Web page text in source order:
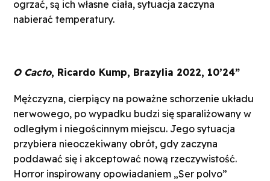
ogrzać, są ich własne ciała, sytuacja zaczyna
nabierać temperatury.
O Cacto, Ricardo Kump, Brazylia 2022, 10’24”
Mężczyzna, cierpiący na poważne schorzenie układu
nerwowego, po wypadku budzi się sparaliżowany w
odległym i niegościnnym miejscu. Jego sytuacja
przybiera nieoczekiwany obrót, gdy zaczyna
poddawać się i akceptować nową rzeczywistość.
Horror inspirowany opowiadaniem „Ser polvo”